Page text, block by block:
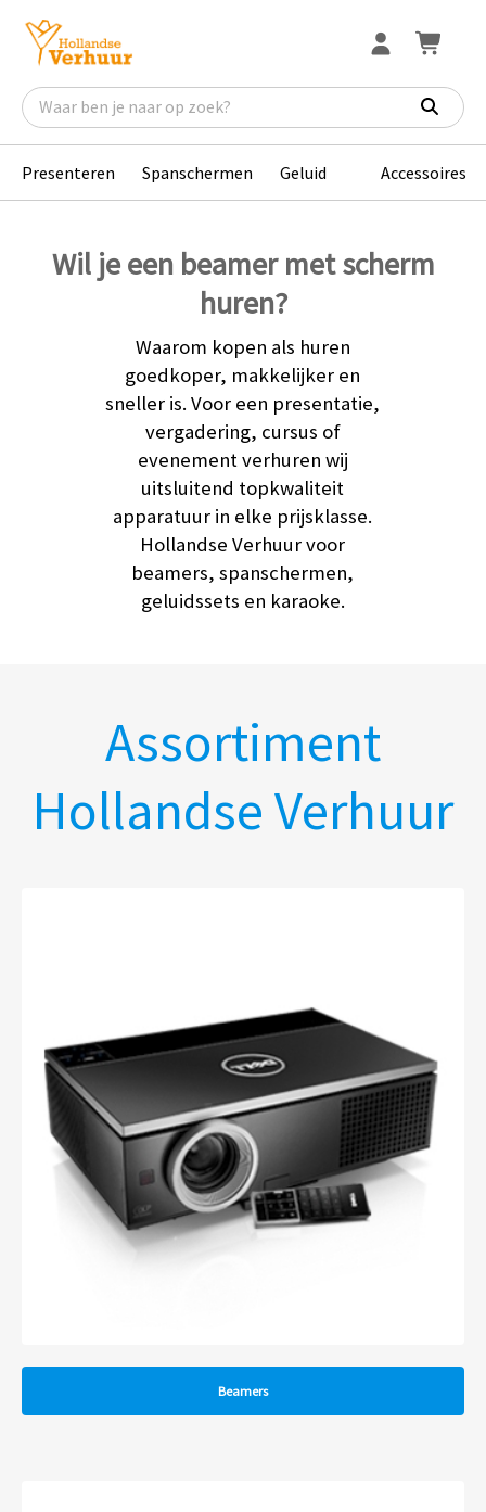
Presenteren Spanschermen Geluid Accessoires
Wil je een beamer met scherm
huren?
Waarom kopen als huren
goedkoper, makkelijker en
sneller is. Voor een presentatie,
vergadering, cursus of
evenement verhuren wij
uitsluitend topkwaliteit
apparatuur in elke prijsklasse.
Hollandse Verhuur voor
beamers, spanschermen,
geluidssets en karaoke.
Assortiment
Hollandse Verhuur
Beamers